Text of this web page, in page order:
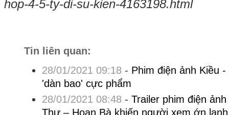
hop-4-5-ty-di-su-kien-4163198.html
Tin liên quan:
28/01/2021 09:18 - Phim điện ảnh Kiều
'dàn bao' cực phẩm
28/01/2021 08:48 - Trailer phim điện
Thư – Hoạn Bà khiến người xem ớn lạnh